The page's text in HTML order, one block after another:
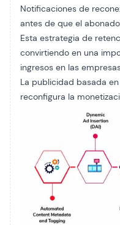
Notificaciones de
antes de que el
Esta estrategia de
convirtiendo en una
ingresos en las
La publicidad basada
reconfigura la